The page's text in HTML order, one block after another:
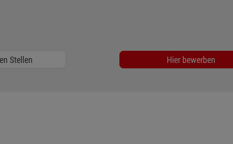
Stellen Hier bewerben